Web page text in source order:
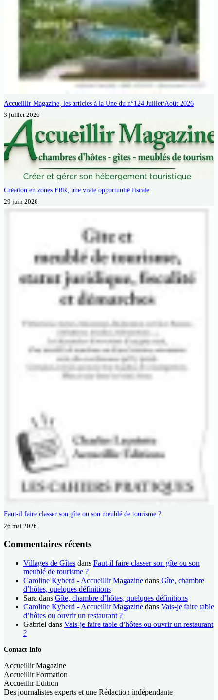
Accueillir Magazine, les articles à la Une du n°124 Juillet/Août 2026
3 juillet 2026
Création en zones FRR, une vraie opportunité fiscale
29 juin 2026
Faut-il faire classer son gîte ou son meublé de tourisme ?
26 mai 2026
Commentaires récents
Villages de Gîtes dans Faut-il faire classer son gîte ou son
meublé de tourisme ?
Caroline Kyberd - Accueillir Magazine dans Gîte, chambre
d’hôtes, quelques définitions
Sara dans Gîte, chambre d’hôtes, quelques définitions
Caroline Kyberd - Accueillir Magazine dans Vais-je faire table
d’hôtes ou ouvrir un restaurant ?
Gabriel dans Vais-je faire table d’hôtes ou ouvrir un restaurant
?
Contact Info
Accueillir Magazine
Accueillir Formation
Accueillir Edition
Des journalistes experts et une Rédaction indépendante